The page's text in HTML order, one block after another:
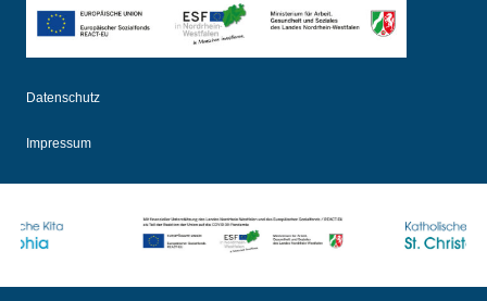
Datenschutz
Impressum